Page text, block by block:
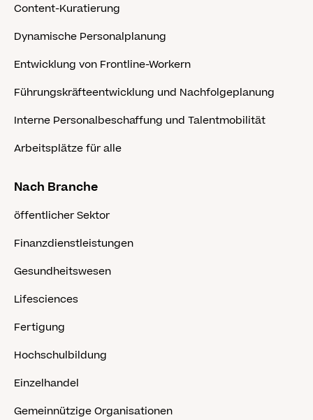
Content-Kuratierung
Dynamische Personalplanung
Entwicklung von Frontline-Workern
Führungskräfteentwicklung und Nachfolgeplanung
Interne Personalbeschaffung und Talentmobilität
Arbeitsplätze für alle
Nach Branche
öffentlicher Sektor
Finanzdienstleistungen
Gesundheitswesen
Lifesciences
Fertigung
Hochschulbildung
Einzelhandel
Gemeinnützige Organisationen